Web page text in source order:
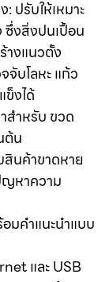
ปรับให้เหมาะ
งสิ่งปนเปื้อน
างแนวตั้ง
จับโลหะ แก้ว
งได้
ำหรับ ขวด
ต้น
นค้าขาดหาย
ญหาความ
มคำแนะนำแบบ
และ USB